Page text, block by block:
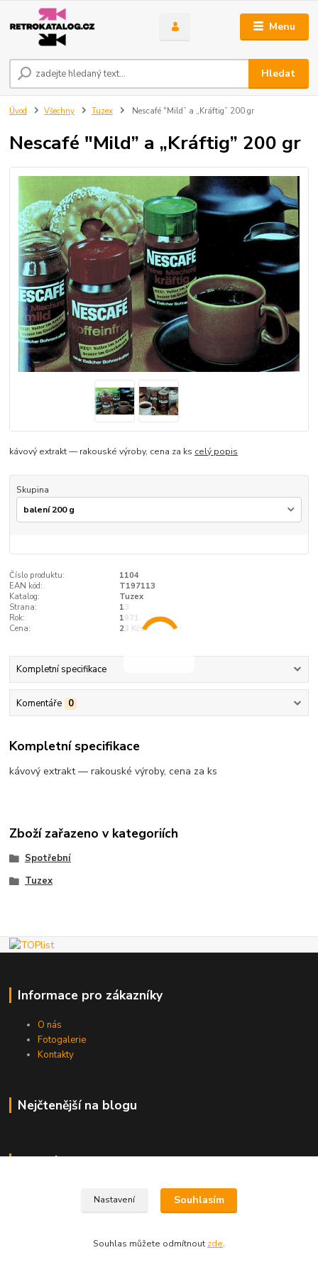
Menu
Hledat
Úvod Všechny Tuzex Nescafé "Mild” a „Kráftig” 200 gr
Nescafé "Mild” a „Kráftig” 200 gr
kávový extrakt — rakouské výroby, cena za ks celý popis
Skupina
Číslo produktu:
1104
EAN kód:
T197113
Katalog:
Tuzex
Strana:
13
Rok:
1971
Cena:
23 Kčs
Kompletní specifikace
Komentáře 0
Kompletní specifikace
kávový extrakt — rakouské výroby, cena za ks
Zboží zařazeno v kategoriích
Spotřební
Tuzex
Informace pro zákazníky
O nás
Fotogalerie
Kontakty
Nejčtenější na blogu
Kde nás najdete
Nastavení Souhlasím
Souhlas můžete odmítnout zde.